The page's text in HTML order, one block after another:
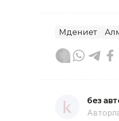
Мәдениет
без